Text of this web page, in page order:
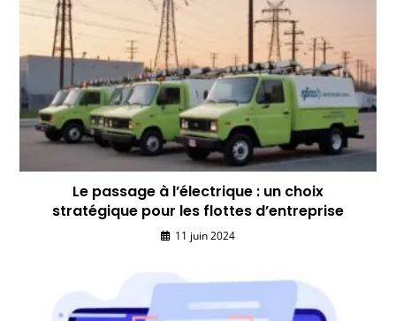
Le passage à l’électrique : un choix
stratégique pour les flottes d’entreprise
11 juin 2024